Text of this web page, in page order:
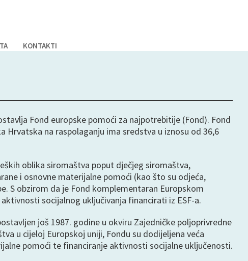
KONTAKTI
Fond europske pomoći za najpotrebitije (Fond). Fond
Hrvatska na raspolaganju ima sredstva u iznosu od 36,6
oblika siromaštva poput dječjeg siromaštva,
i osnovne materijalne pomoći (kao što su odjeća,
S obzirom da je Fond komplementaran Europskom
socijalnog uključivanja financirati iz ESF-a.
još 1987. godine u okviru Zajedničke poljoprivredne
u cijeloj Europskoj uniji, Fondu su dodijeljena veća
pomoći te financiranje aktivnosti socijalne uključenosti.